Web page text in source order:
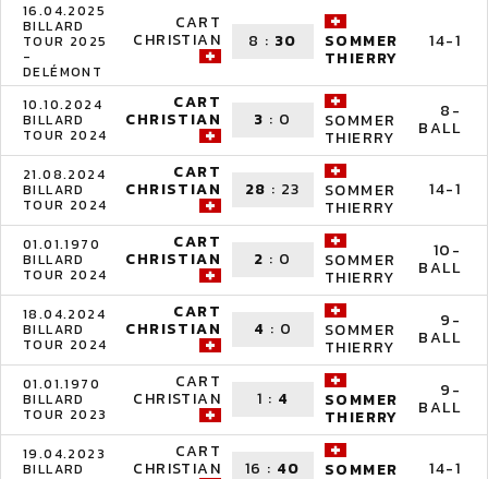
16.04.2025
BILLARD
TOUR 2025
-
DELÉMONT
CART
CHRISTIAN 8 : 30 SOMMER
THIERRY
14-1
10.10.2024
BILLARD
TOUR 2024
CART
CHRISTIAN 3 : 0 SOMMER
THIERRY
8-
BALL
21.08.2024
BILLARD
TOUR 2024
CART
CHRISTIAN 28 : 23 SOMMER
THIERRY
14-1
01.01.1970
BILLARD
TOUR 2024
CART
CHRISTIAN 2 : 0 SOMMER
THIERRY
10-
BALL
18.04.2024
BILLARD
TOUR 2024
CART
CHRISTIAN 4 : 0 SOMMER
THIERRY
9-
BALL
01.01.1970
BILLARD
TOUR 2023
CART
CHRISTIAN 1 : 4 SOMMER
THIERRY
9-
BALL
19.04.2023
BILLARD
CART
CHRISTIAN 16 : 40 SOMMER 14-1